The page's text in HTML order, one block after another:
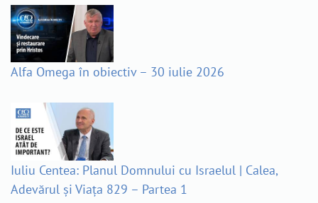
Alfa Omega în obiectiv – 30 iulie 2026
Iuliu Centea: Planul Domnului cu Israelul | Calea,
Adevărul și Viața 829 – Partea 1